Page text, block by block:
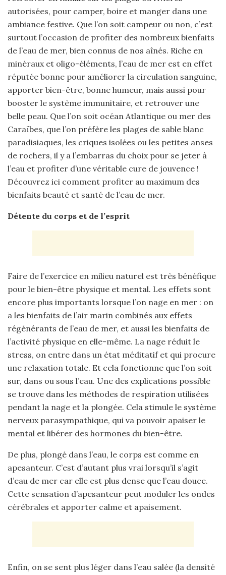
autorisées, pour camper, boire et manger dans une
ambiance festive. Que l’on soit campeur ou non, c’est
surtout l’occasion de profiter des nombreux bienfaits
de l’eau de mer, bien connus de nos aînés. Riche en
minéraux et oligo-éléments, l’eau de mer est en effet
réputée bonne pour améliorer la circulation sanguine,
apporter bien-être, bonne humeur, mais aussi pour
booster le système immunitaire, et retrouver une
belle peau. Que l’on soit océan Atlantique ou mer des
Caraïbes, que l’on préfère les plages de sable blanc
paradisiaques, les criques isolées ou les petites anses
de rochers, il y a l’embarras du choix pour se jeter à
l’eau et profiter d’une véritable cure de jouvence !
Découvrez ici comment profiter au maximum des
bienfaits beauté et santé de l’eau de mer.
Détente du corps et de l’esprit
Faire de l’exercice en milieu naturel est très bénéfique
pour le bien-être physique et mental. Les effets sont
encore plus importants lorsque l’on nage en mer : on
a les bienfaits de l’air marin combinés aux effets
régénérants de l’eau de mer, et aussi les bienfaits de
l’activité physique en elle-même. La nage réduit le
stress, on entre dans un état méditatif et qui procure
une relaxation totale. Et cela fonctionne que l’on soit
sur, dans ou sous l’eau. Une des explications possible
se trouve dans les méthodes de respiration utilisées
pendant la nage et la plongée. Cela stimule le système
nerveux parasympathique, qui va pouvoir apaiser le
mental et libérer des hormones du bien-être.
De plus, plongé dans l’eau, le corps est comme en
apesanteur. C’est d’autant plus vrai lorsqu’il s’agit
d’eau de mer car elle est plus dense que l’eau douce.
Cette sensation d’apesanteur peut moduler les ondes
cérébrales et apporter calme et apaisement.
Enfin, on se sent plus léger dans l’eau salée (la densité